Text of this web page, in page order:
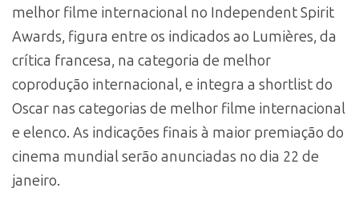
melhor filme internacional no Independent Spirit
Awards, figura entre os indicados ao Lumières, da
crítica francesa, na categoria de melhor
coprodução internacional, e integra a shortlist do
Oscar nas categorias de melhor filme internacional
e elenco. As indicações finais à maior premiação do
cinema mundial serão anunciadas no dia 22 de
janeiro.